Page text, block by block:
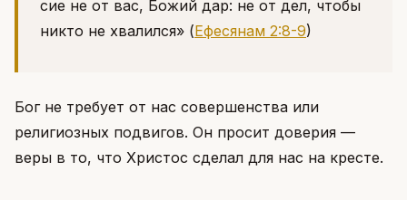
сие не от вас, Божий дар: не от дел, чтобы
никто не хвалился» (Ефесянам 2:8-9)
Бог не требует от нас совершенства или
религиозных подвигов. Он просит доверия —
веры в то, что Христос сделал для нас на кресте.